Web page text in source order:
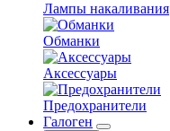
Лампы накаливания
Обманки
Аксессуары
Предохранители
Галоген